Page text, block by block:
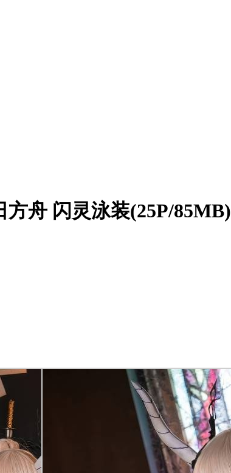
方舟 闪灵泳装(25P/85MB)